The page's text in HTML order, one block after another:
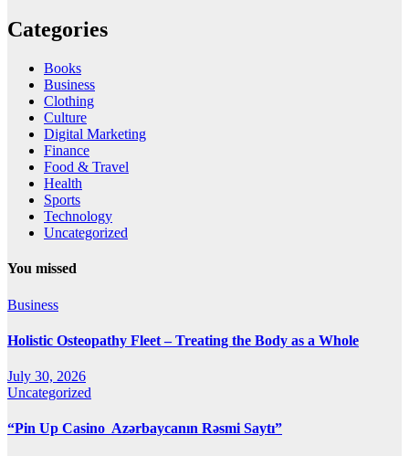
Categories
Books
Business
Clothing
Culture
Digital Marketing
Finance
Food & Travel
Health
Sports
Technology
Uncategorized
You missed
Business
Holistic Osteopathy Fleet – Treating the Body as a Whole
July 30, 2026
Uncategorized
“Pin Up Casino ️ Azərbaycanın Rəsmi Saytı”